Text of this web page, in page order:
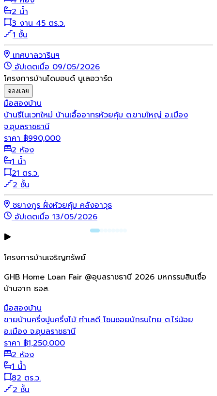
2 น้ำ
3 งาน 45 ตร.ว.
1 ชั้น
เทศบาลวารินฯ
อัปเดตเมื่อ 09/05/2026
โครงการบ้านไดมอนด์ บูเลอวาร์ด
จองเลย
มือสองบ้าน
บ้านรีโนเวทใหม่ บ้านเอื้ออาทรห้วยคุ้ม ต.ขามใหญ่ อ.เมือง
จ.อุบลราชธานี
ราคา ฿990,000
2 ห้อง
1 น้ำ
21 ตร.ว.
2 ชั้น
ชยางกูร ฝั่งห้วยคุ้ม คลังอาวุธ
อัปเดตเมื่อ 13/05/2026
โครงการบ้านเจริญทรัพย์
GHB Home Loan Fair @อุบลราชธานี 2026 มหกรรมสินเชื่อ
บ้านจาก ธอส.
มือสองบ้าน
ขายบ้านครึ่งปูนครึ่งไม้ ทำเลดี โซนซอยนักรบไทย ต.ไร่น้อย
อ.เมือง จ.อุบลราชธานี
ราคา ฿1,250,000
2 ห้อง
1 น้ำ
82 ตร.ว.
2 ชั้น